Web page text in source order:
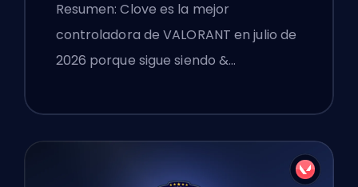
Resumen: Clove es la mejor
controladora de VALORANT en julio de
2026 porque sigue siendo &…